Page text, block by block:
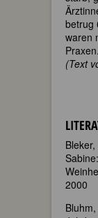
betrug
waren
Praxen.
(Text
2000